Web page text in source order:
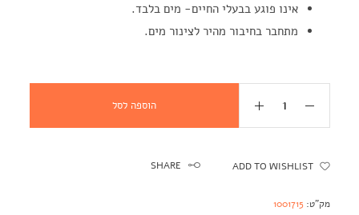
אינו פוגע בבעלי החיים- מים בלבד.
מתחבר בחיבור מהיר לצינור מים.
הוספה לסל
ADD TO WISHLIST
SHARE
מק"ט:1001715